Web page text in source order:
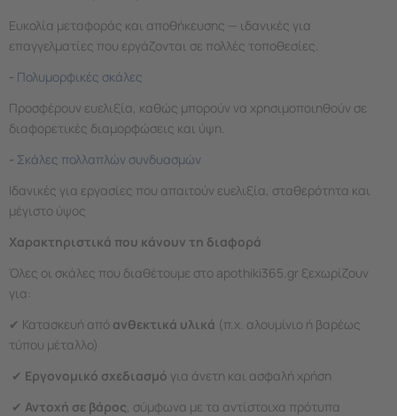
Ευκολία μεταφοράς και αποθήκευσης — ιδανικές για
επαγγελματίες που εργάζονται σε πολλές τοποθεσίες.
- Πολυμορφικές σκάλες
Προσφέρουν ευελιξία, καθώς μπορούν να χρησιμοποιηθούν σε
διαφορετικές διαμορφώσεις και ύψη.
- Σκάλες πολλαπλών συνδυασμών
Ιδανικές για εργασίες που απαιτούν ευελιξία, σταθερότητα και
μέγιστο ύψος
Χαρακτηριστικά που κάνουν τη διαφορά
Όλες οι σκάλες που διαθέτουμε στο apothiki365.gr ξεχωρίζουν
για:
✔ Κατασκευή από ανθεκτικά υλικά (π.χ. αλουμίνιο ή βαρέως
τύπου μέταλλο)
✔ Εργονομικό σχεδιασμό για άνετη και ασφαλή χρήση
✔ Αντοχή σε βάρος, σύμφωνα με τα αντίστοιχα πρότυπα